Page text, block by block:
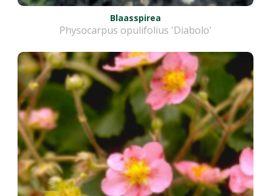
Blaasspirea
Physocarpus opulifolius 'Diabolo'